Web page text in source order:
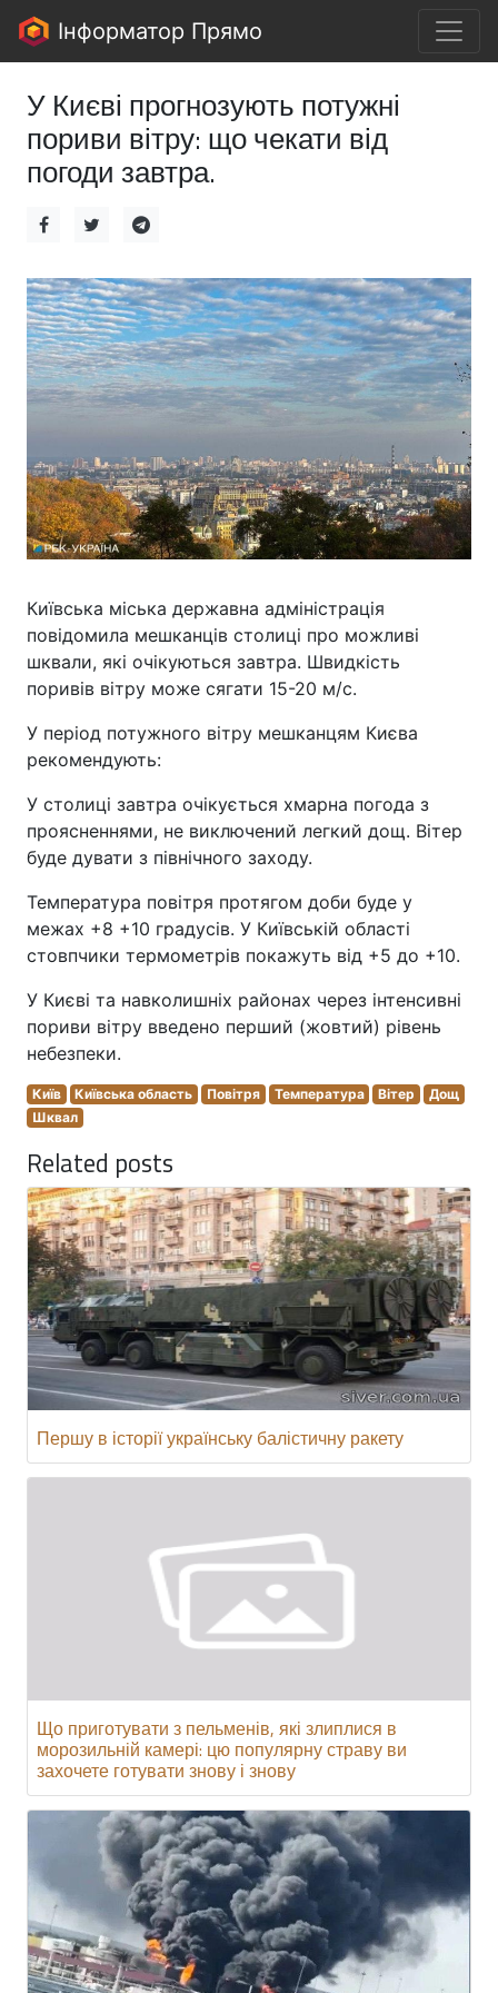
Інформатор Прямо
У Києві прогнозують потужні
пориви вітру: що чекати від
погоди завтра.
Київська міська державна адміністрація
повідомила мешканців столиці про можливі
шквали, які очікуються завтра. Швидкість
поривів вітру може сягати 15-20 м/с.
У період потужного вітру мешканцям Києва
рекомендують:
У столиці завтра очікується хмарна погода з
проясненнями, не виключений легкий дощ. Вітер
буде дувати з північного заходу.
Температура повітря протягом доби буде у
межах +8 +10 градусів. У Київській області
стовпчики термометрів покажуть від +5 до +10.
У Києві та навколишніх районах через інтенсивні
пориви вітру введено перший (жовтий) рівень
небезпеки.
Київ Київська область Повітря Температура Вітер
Дощ
Шквал
Related posts
Першу в історії українську балістичну ракету
Що приготувати з пельменів, які злиплися в
морозильній камері: цю популярну страву ви
захочете готувати знову і знову